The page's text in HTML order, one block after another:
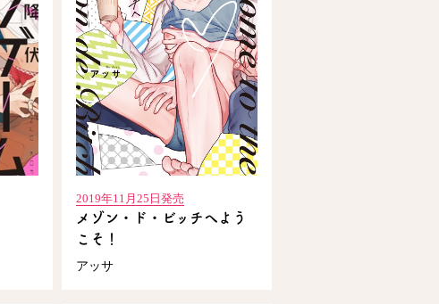
2019年11月25日発売
メゾン・ド・ビッチへよう
こそ！
アッサ